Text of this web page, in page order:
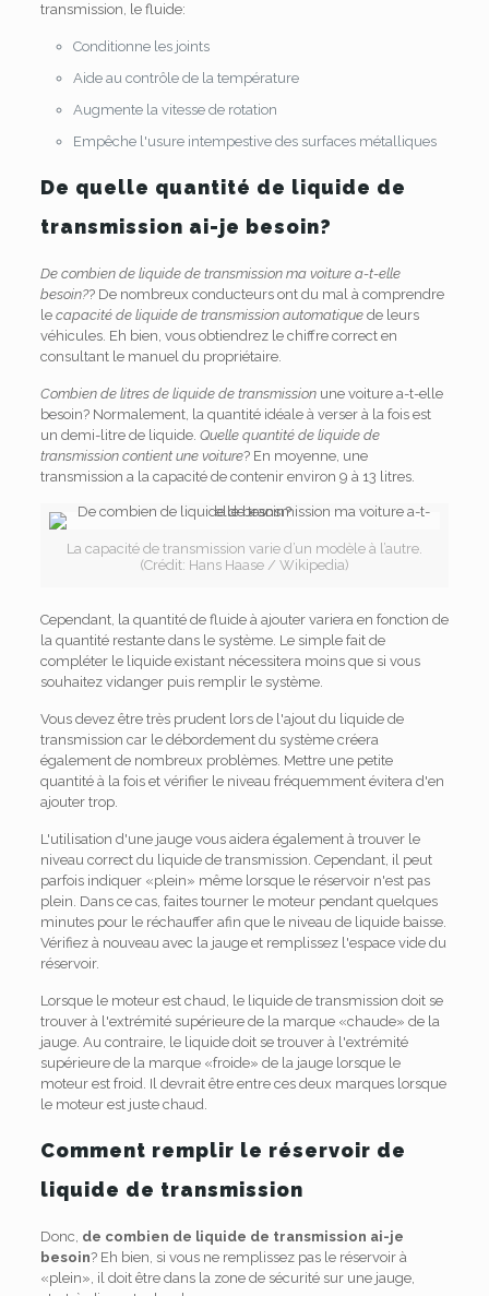
transmission, le fluide:
Conditionne les joints
Aide au contrôle de la température
Augmente la vitesse de rotation
Empêche l'usure intempestive des surfaces métalliques
De quelle quantité de liquide de
transmission ai-je besoin?
De combien de liquide de transmission ma voiture a-t-elle
besoin?? De nombreux conducteurs ont du mal à comprendre
le capacité de liquide de transmission automatiquede leurs
véhicules. Eh bien, vous obtiendrez le chiffre correct en
consultant le manuel du propriétaire.
Combien de litres de liquide de transmissionune voiture a-t-elle
besoin? Normalement, la quantité idéale à verser à la fois est
un demi-litre de liquide. Quelle quantité de liquide de
transmission contient une voiture? En moyenne, une
transmission a la capacité de contenir environ 9 à 13 litres.
La capacité de transmission varie d’un modèle à l’autre.
(Crédit: Hans Haase / Wikipedia)
Cependant, la quantité de fluide à ajouter variera en fonction de
la quantité restante dans le système. Le simple fait de
compléter le liquide existant nécessitera moins que si vous
souhaitez vidanger puis remplir le système.
Vous devez être très prudent lors de l'ajout du liquide de
transmission car le débordement du système créera
également de nombreux problèmes. Mettre une petite
quantité à la fois et vérifier le niveau fréquemment évitera d'en
ajouter trop.
L'utilisation d'une jauge vous aidera également à trouver le
niveau correct du liquide de transmission. Cependant, il peut
parfois indiquer «plein» même lorsque le réservoir n'est pas
plein. Dans ce cas, faites tourner le moteur pendant quelques
minutes pour le réchauffer afin que le niveau de liquide baisse.
Vérifiez à nouveau avec la jauge et remplissez l'espace vide du
réservoir.
Lorsque le moteur est chaud, le liquide de transmission doit se
trouver à l'extrémité supérieure de la marque «chaude» de la
jauge. Au contraire, le liquide doit se trouver à l'extrémité
supérieure de la marque «froide» de la jauge lorsque le
moteur est froid. Il devrait être entre ces deux marques lorsque
le moteur est juste chaud.
Comment remplir le réservoir de
liquide de transmission
Donc, de combien de liquide de transmission ai-je
besoin? Eh bien, si vous ne remplissez pas le réservoir à
«plein», il doit être dans la zone de sécurité sur une jauge,